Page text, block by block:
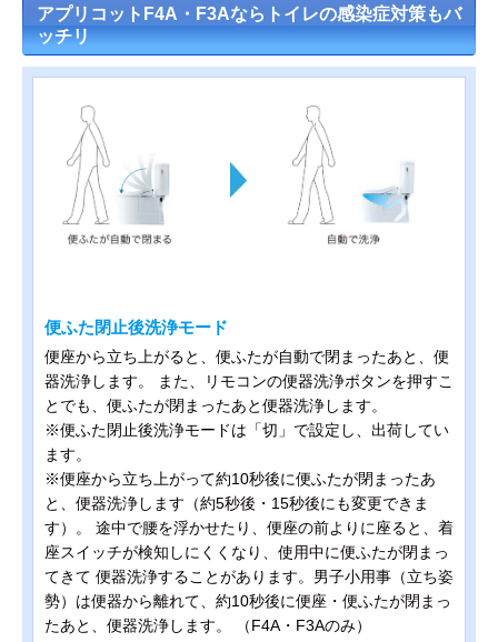
アプリコットF4A・F3Aならトイレの感染症対策もバ
ッチリ
便ふた閉止後洗浄モード
便座から立ち上がると、便ふたが自動で閉まったあと、便
器洗浄します。 また、リモコンの便器洗浄ボタンを押すこ
とでも、便ふたが閉まったあと便器洗浄します。
※便ふた閉止後洗浄モードは「切」で設定し、出荷してい
ます。
※便座から立ち上がって約10秒後に便ふたが閉まったあ
と、便器洗浄します（約5秒後・15秒後にも変更できま
す）。 途中で腰を浮かせたり、便座の前よりに座ると、着
座スイッチが検知しにくくなり、使用中に便ふたが閉まっ
てきて 便器洗浄することがあります。男子小用事（立ち姿
勢）は便器から離れて、約10秒後に便座・便ふたが閉まっ
たあと、便器洗浄します。 （F4A・F3Aのみ）